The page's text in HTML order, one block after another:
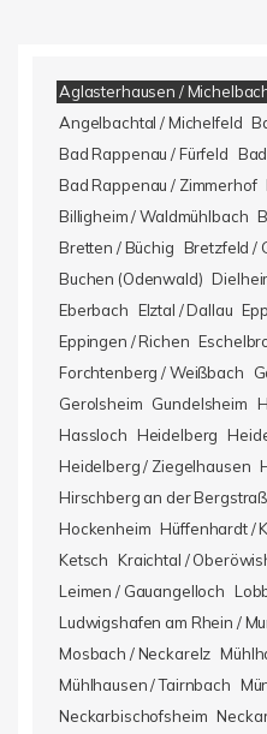
Aglasterhausen /
Angelbachtal / Michelfeld
Bad Rappenau / Fürfeld
Bad Rappenau / Zimmerhof
Billigheim / Waldmühlbach
Bretten / Büchig Bretzfeld /
Buchen (Odenwald)
Eberbach Elztal / Dallau
Eppingen / Richen
Forchtenberg / Weißbach
Gerolsheim Gundelsheim
Hassloch Heidelberg
Heidelberg / Ziegelhausen
Hirschberg an der
Hockenheim Hüffenhardt /
Ketsch Kraichtal /
Leimen / Gauangelloch
Ludwigshafen am Rhein /
Mosbach / Neckarelz
Mühlhausen / Tairnbach
Neckarbischofsheim